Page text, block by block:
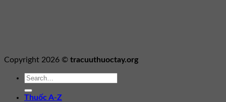
Copyright 2026 © tracuuthuoctay.org
Thuốc A-Z